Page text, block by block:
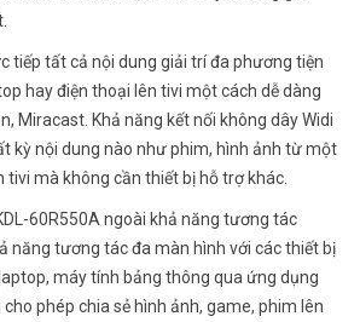
tiếp tất cả nội dung giải trí đa phương tiện
hay điện thoại lên tivi một cách dễ dàng
Miracast. Khả năng kết nối không dây Widi
kỳ nội dung nào như phim, hình ảnh từ một
mà không cần thiết bị hỗ trợ khác.
60R550A ngoài khả năng tương tác
năng tương tác đa màn hình với các thiết bị
máy tính bảng thông qua ứng dụng
phép chia sẻ hình ảnh, game, phim lên